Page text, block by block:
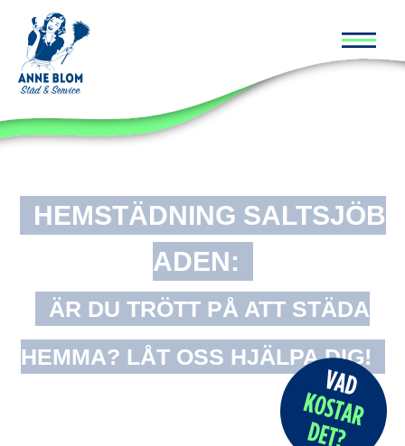
HEMSTÄDNING SALTSJÖB
ADEN:
ÄR DU TRÖTT PÅ ATT STÄDA
HEMMA? LÅT OSS HJÄLPA DIG!